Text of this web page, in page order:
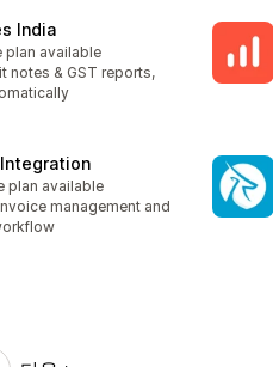
India
plan available
notes & GST reports,
plan available
management and